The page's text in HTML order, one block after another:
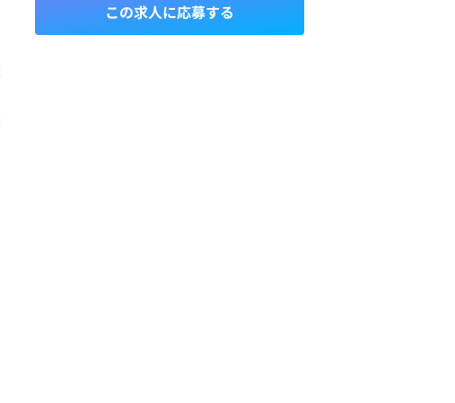
つ、新規事業の開発にも積極的に取り組ん
でいます。
この求人に応募する